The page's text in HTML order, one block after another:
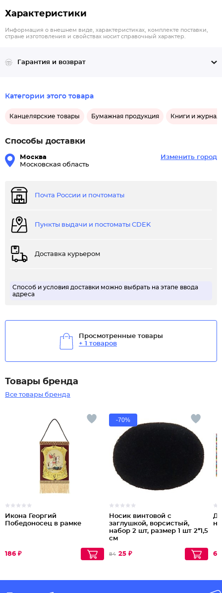
Характеристики
Информация о внешнем виде, характеристиках, комплекте поставки,
стране изготовления и свойствах носит справочный характер.
Гарантия и возврат
Категории этого товара
Канцелярские товары Бумажная продукция Книги и
Способы доставки
Москва
Московская область
Изменить город
Почта России и почтоматы
Пункты выдачи и постоматы CDEK
Доставка курьером
Способ и условия доставки можно выбрать на этапе ввода
адреса
Просмотренные товары
+ 1 товаров
Товары бренда
Все товары бренда
Икона Георгий
Победоносец в рамке
186 ₽
-70%
Носик винтовой с
заглушкой, ворсистый,
набор 2 шт, размер 1 шт 2*1,5
см
84 25 ₽